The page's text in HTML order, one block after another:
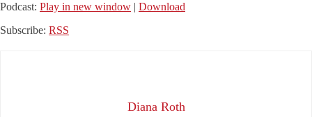
Podcast: Play in new window | Download
Subscribe: RSS
Diana Roth